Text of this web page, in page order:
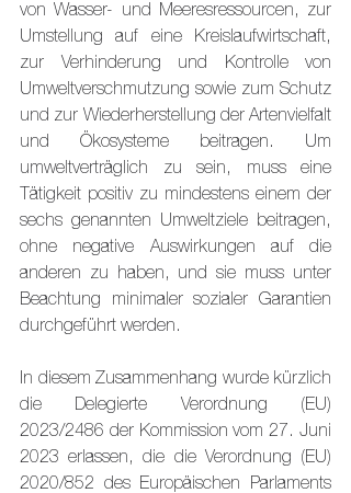
von Wasser- und Meeresressourcen, zur
Umstellung auf eine Kreislaufwirtschaft,
zur Verhinderung und Kontrolle von
Umweltverschmutzung sowie zum Schutz
und zur Wiederherstellung der Artenvielfalt
und Ökosysteme beitragen. Um
umweltverträglich zu sein, muss eine
Tätigkeit positiv zu mindestens einem der
sechs genannten Umweltziele beitragen,
ohne negative Auswirkungen auf die
anderen zu haben, und sie muss unter
Beachtung minimaler sozialer Garantien
durchgeführt werden.
In diesem Zusammenhang wurde kürzlich
die Delegierte Verordnung (EU)
2023/2486 der Kommission vom 27. Juni
2023 erlassen, die die Verordnung (EU)
2020/852 des Europäischen Parlaments